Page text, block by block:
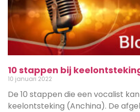
10 stappen bij
10 januari 2022
De 10 stappen die een vocalist
keelontsteking (Anchina). De